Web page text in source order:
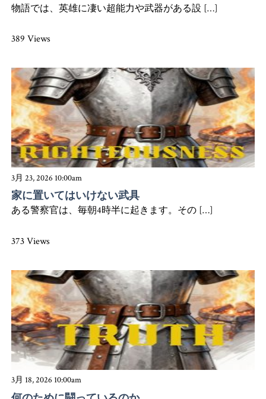
物語では、英雄に凄い超能力や武器がある設 […]
389 Views
3月 23, 2026 10:00am
家に置いてはいけない武具
ある警察官は、毎朝4時半に起きます。その […]
373 Views
3月 18, 2026 10:00am